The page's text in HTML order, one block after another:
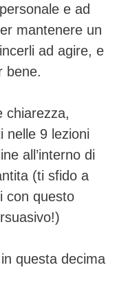
e ad
mantenere un
ad agire, e
bene.
chiarezza,
nelle 9 lezioni
all’interno di
(ti sfido a
con questo
questa decima